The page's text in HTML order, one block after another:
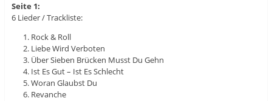
Seite 1:
6 Lieder / Trackliste:
Rock & Roll
Liebe Wird Verboten
Über Sieben Brücken Musst Du Gehn
Ist Es Gut – Ist Es Schlecht
Woran Glaubst Du
Revanche